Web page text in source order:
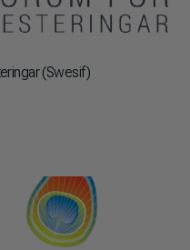
(Swesif)